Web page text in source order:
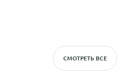
СМОТРЕТЬ ВСЕ